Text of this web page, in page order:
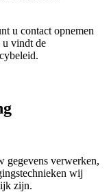
u contact opnemen
u vindt de
gegevens verwerken,
wij
zijn.